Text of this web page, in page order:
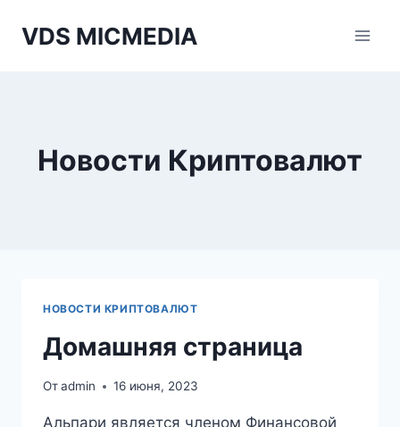
VDS MICMEDIA
Новости Криптовалют
НОВОСТИ КРИПТОВАЛЮТ
Домашняя страница
Отadmin 16 июня, 2023
Альпари является членом Финансовой